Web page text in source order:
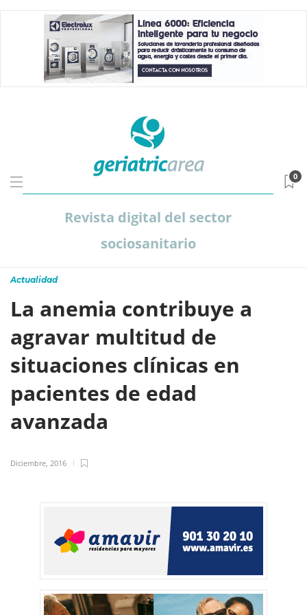
Revista digital del sector
sociosanitario
0
Actualidad
La anemia contribuye a
agravar multitud de
situaciones clínicas en
pacientes de edad
avanzada
Diciembre, 2016